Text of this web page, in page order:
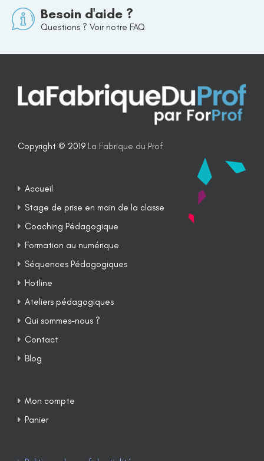
Besoin d'aide ?
Questions ? Voir notre FAQ
Copyright © 2019 La Fabrique du Prof
Accueil
Stage de prise en main de la classe
Coaching Pédagogique
Formation au numérique
Séquences Pédagogiques
Hotline
Ateliers pédagogiques
Qui sommes-nous ?
Contact
Blog
Mon compte
Panier